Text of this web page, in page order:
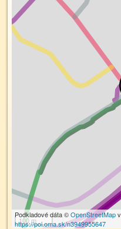
100 m
Podkladové dáta ©OpenStreetMap
https://poi.oma.sk/n3949955647